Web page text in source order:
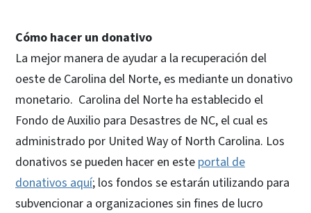
Cómo hacer un donativo
La mejor manera de ayudar a la recuperación del
oeste de Carolina del Norte, es mediante un donativo
monetario. Carolina del Norte ha establecido el
Fondo de Auxilio para Desastres de NC, el cual es
administrado por United Way of North Carolina. Los
donativos se pueden hacer en este portal de
donativos aquí; los fondos se estarán utilizando para
subvencionar a organizaciones sin fines de lucro